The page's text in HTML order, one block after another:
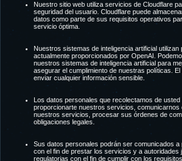
Nuestro sitio web utiliza servicios de Cloudflare
seguridad del usuario. Cloudflare puede
datos como parte de sus requisitos operativos
servicio óptima.
Nuestros sistemas de inteligencia artificial utilizan
actualmente proporcionados por OpenAI.
nuestros sistemas de inteligencia artificial para
asegurar el cumplimiento de nuestras políticas.
enviar cualquier información sensible.
Los datos personales que recolectamos de usted
proporcionarte nuestros servicios, comunicarnos
nuestros servicios, procesar sus órdenes de
obligaciones legales.
Sus datos personales podrán ser comunicados
con el fin de prestar los servicios y a autoridades
regulatorias con el fin de cumplir con los